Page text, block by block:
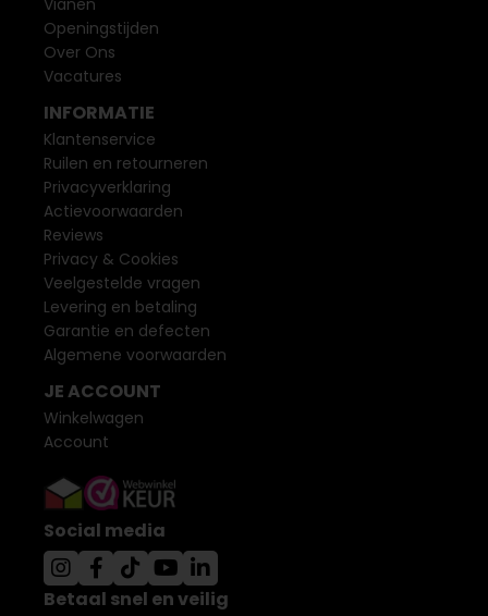
Vianen
Openingstijden
Over Ons
Vacatures
INFORMATIE
Klantenservice
Ruilen en retourneren
Privacyverklaring
Actievoorwaarden
Reviews
Privacy & Cookies
Veelgestelde vragen
Levering en betaling
Garantie en defecten
Algemene voorwaarden
JE ACCOUNT
Winkelwagen
Account
Social media
Betaal snel en veilig